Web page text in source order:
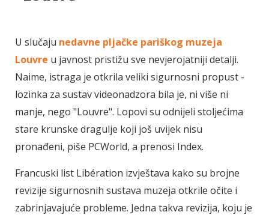
U slučaju nedavne pljačke pariškog muzeja
Louvre u javnost pristižu sve nevjerojatniji detalji.
Naime, istraga je otkrila veliki sigurnosni propust -
lozinka za sustav videonadzora bila je, ni više ni
manje, nego "Louvre". Lopovi su odnijeli stoljećima
stare krunske dragulje koji još uvijek nisu
pronađeni, piše PCWorld, a prenosi Index.
Francuski list Libération izvještava kako su brojne
revizije sigurnosnih sustava muzeja otkrile očite i
zabrinjavajuće probleme. Jedna takva revizija, koju je